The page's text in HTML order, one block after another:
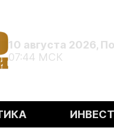
10 августа 2026,
07:44 МСК